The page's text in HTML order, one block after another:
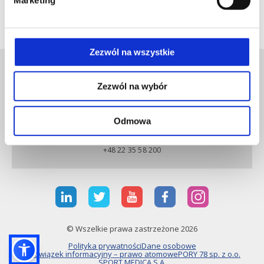
Zezwól na wszystkie
Zezwól na wybór
Odmowa
American Journal of Sports Medicine i Journal of
LUX MED SZPITAL CAROLINA
+48 22 35 58 200
© Wszelkie prawa zastrzeżone 2026
Polityka prywatnościDane osobowe
Obowiązek informacyjny – prawo atomowePORY 78 sp. z o.o.